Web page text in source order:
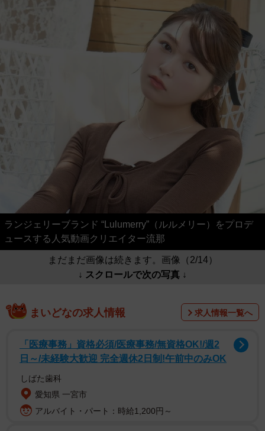
ランジェリーブランド “Lulumerry”（ルルメリー）をプロデ
ュースする人気動画クリエイター流那
まだまだ画像は続きます。画像（2/14）
↓ スクロールで次の写真 ↓
まいどなの求人情報 求人情報一覧へ
「医療事務」資格必須/医療事務/無資格OK!/週2
日～/未経験大歓迎 完全週休2日制!午前中のみOK
しばた歯科
愛知県 一宮市
アルバイト・パート：時給1,200円～